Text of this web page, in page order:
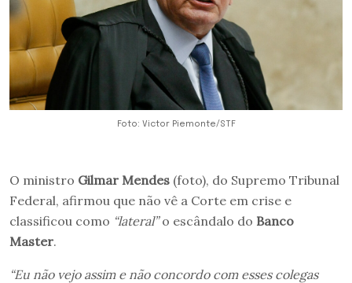
Foto: Victor Piemonte/STF
O ministro Gilmar Mendes (foto), do Supremo Tribunal
Federal, afirmou que não vê a Corte em crise e
classificou como “lateral”o escândalo do Banco
Master.
“Eu não vejo assim e não concordo com esses colegas